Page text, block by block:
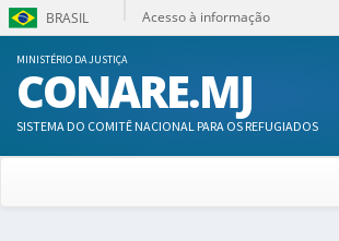
BRASIL
Acesso à informação
MINISTÉRIO DA JUSTIÇA
CONARE.MJ
SISTEMA DO COMITÊ NACIONAL PARA OS REFUGIADOS